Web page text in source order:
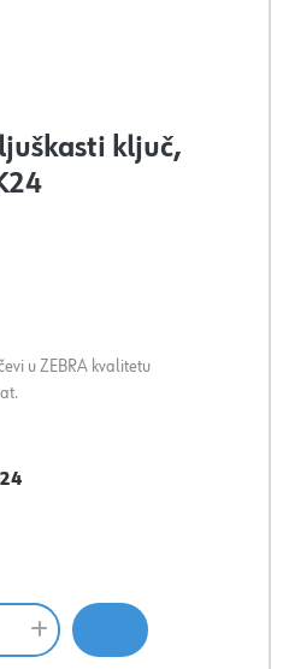
ključ,
u ZEBRA kvalitetu